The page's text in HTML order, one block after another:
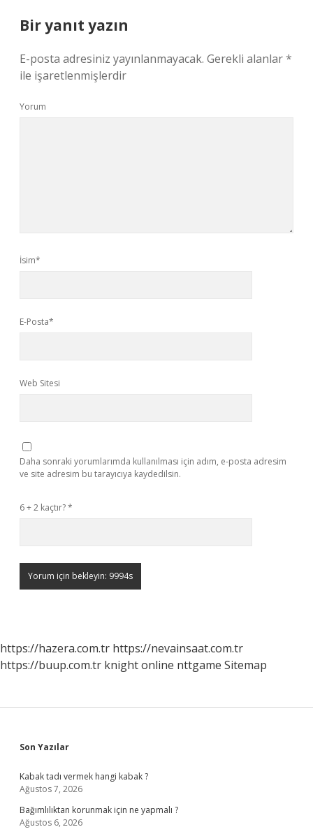
Bir yanıt yazın
E-posta adresiniz yayınlanmayacak. Gerekli alanlar*
ile işaretlenmişlerdir
Yorum
İsim*
E-Posta*
Web Sitesi
Daha sonraki yorumlarımda kullanılması için adım, e-posta adresim
ve site adresim bu tarayıcıya kaydedilsin.
6 + 2 kaçtır?*
https://hazera.com.tr https://nevainsaat.com.tr
https://buup.com.tr knight online nttgame Sitemap
Sidebar
Son Yazılar
Kabak tadı vermek hangi kabak ?
Ağustos 7, 2026
Bağımlılıktan korunmak için ne yapmalı ?
Ağustos 6, 2026